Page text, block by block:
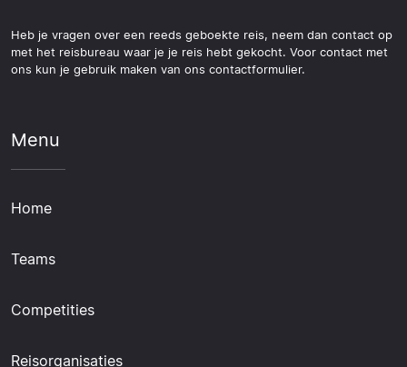
Heb je vragen over een reeds geboekte reis, neem dan contact op
met het reisbureau waar je je reis hebt gekocht. Voor contact met
ons kun je gebruik maken van ons contactformulier.
Menu
Home
Teams
Competities
Reisorganisaties